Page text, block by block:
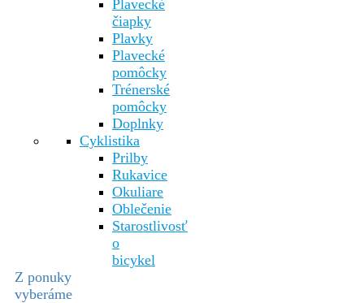
Plavecké
čiapky
Plavky
Plavecké
pomôcky
Trénerské
pomôcky
Doplnky
Cyklistika
Prilby
Rukavice
Okuliare
Oblečenie
Starostlivosť
o
bicykel
Z ponuky
vyberáme